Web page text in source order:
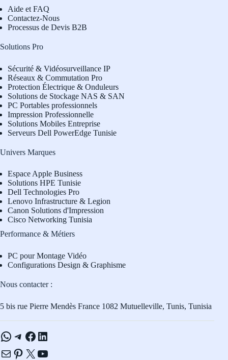
Aide et FAQ
Contactez-Nous
Processus de Devis B2B
Solutions Pro
Sécurité & Vidéosurveillance IP
Réseaux & Commutation Pro
Protection Électrique & Onduleurs
Solutions de Stockage NAS & SAN
PC Portables professionnels
Impression Professionnelle
Solutions Mobiles Entreprise
Serveurs Dell PowerEdge Tunisie
Univers Marques
Espace Apple Business
Solutions HPE Tunisie
Dell Technologies Pro
Lenovo Infrastructure & Legion
Canon Solutions d'Impression
Cisco Networking Tunisia
Performance & Métiers
PC pour Montage Vidéo
Configurations Design & Graphisme
Nous contacter :
5 bis rue Pierre Mendès France 1082 Mutuelleville, Tunis, Tunisia
WhatsApp
Telegram
Facebook
LinkedIn
E-mailPinterest
X YouTube